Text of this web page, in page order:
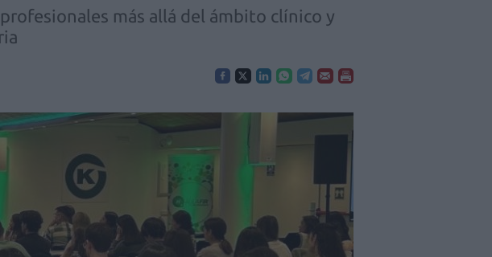
más allá del ámbito clínico y